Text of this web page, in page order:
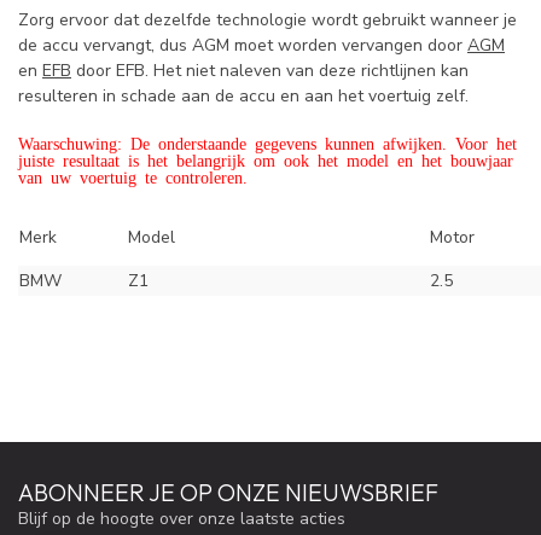
Zorg ervoor dat dezelfde technologie wordt gebruikt wanneer je
de accu vervangt, dus AGM moet worden vervangen door AGM
en EFB door EFB. Het niet naleven van deze richtlijnen kan
resulteren in schade aan de accu en aan het voertuig zelf.
Waarschuwing: De onderstaande gegevens kunnen afwijken. Voor het
juiste resultaat is het belangrijk om ook het model en het bouwjaar
van uw voertuig te controleren.
Merk Model
Motor
BMW
Z1 2.5
ABONNEER JE OP ONZE NIEUWSBRIEF
Blijf op de hoogte over onze laatste acties